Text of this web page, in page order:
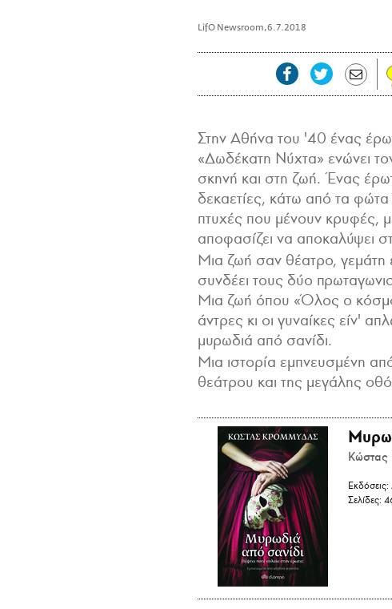
LifO Newsroom,6.7.2018
Στην Αθήνα του '40 ένας
«Δωδέκατη Nύχτα» ενώνει
σκηνή και στη ζωή. Ένας
δεκαετίες, κάτω από τα
πτυχές που μένουν κρυφές,
αποφασίζει να αποκαλύψει
Μια ζωή σαν θέατρο, γεμάτη
συνδέει τους δύο
Μια ζωή όπου «Όλος ο
άντρες κι οι γυναίκες είν'
μυρωδιά από σανίδι.
Μια ιστορία εμπνευσμένη
θεάτρου και της μεγάλης
Εκδόσεις:
Σελίδες: